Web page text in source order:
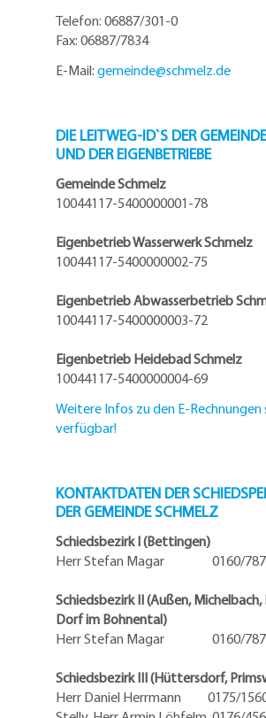
Telefon: 06887/301-0
Fax: 06887/7834
E-Mail: gemeinde@schmelz.de
DIE LEITWEG-ID`S DER
UND DER EIGENBETRIEBE
Gemeinde Schmelz
10044117-5400000001-78
Eigenbetrieb Wasserwerk Schmelz
10044117-5400000002-75
Eigenbetrieb Abwasserbetrieb
10044117-5400000003-72
Eigenbetrieb Heidebad Schmelz
10044117-5400000004-69
Weitere Infos zu den E-Rechnungen
verfügbar!
KONTAKTDATEN DER
DER GEMEINDE SCHMELZ
Schiedsbezirk I (Bettingen)
Herr Stefan Magar 0160/
Schiedsbezirk II (Außen,
Dorf im Bohnental)
Herr Stefan Magar 0160/
Schiedsbezirk III (Hüttersdorf,
Herr Daniel Herrmann 0175/